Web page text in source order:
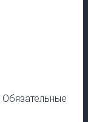
Обязательные